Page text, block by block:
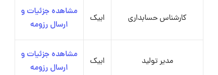
کارشناس حسابداری ابیک
مشاهده جزئیات و
ارسال رزومه
مدیر تولید ابیک
مشاهده جزئیات و
ارسال رزومه